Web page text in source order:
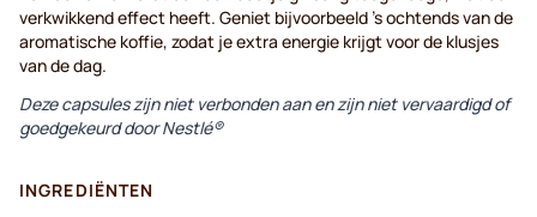
verkwikkend effect heeft. Geniet bijvoorbeeld 's ochtends van de
aromatische koffie, zodat je extra energie krijgt voor de klusjes
van de dag.
Deze capsules zijn niet verbonden aan en zijn niet vervaardigd of
goedgekeurd door Nestlé®
INGREDIËNTEN